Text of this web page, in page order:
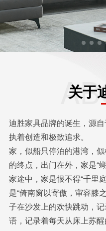
关于
迪胜家具品牌的诞生，源
执着创造和极致追求。
家，似船只停泊的港湾，
的终点，出门在外，家是“
家途中，家是恨不得“千里
是“倚南窗以寄傲，审容膝
子在沙发上的欢快跳动，
语，记录着每天从床上苏醒